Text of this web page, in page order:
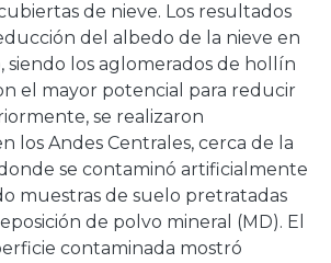
de nieve. Los resultados
del albedo de la nieve en
siendo los aglomerados de hollín
el mayor potencial para reducir
se realizaron
los Andes Centrales, cerca de la
se contaminó artificialmente
muestras de suelo pretratadas
de polvo mineral (MD). El
contaminada mostró